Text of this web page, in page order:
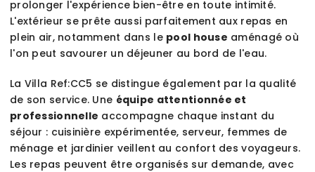
prolonger l'expérience bien-être en toute intimité.
L'extérieur se prête aussi parfaitement aux repas en
plein air, notamment dans le pool house aménagé où
l'on peut savourer un déjeuner au bord de l'eau.
La Villa Ref:CC5 se distingue également par la qualité
de son service. Une équipe attentionnée et
professionnelle accompagne chaque instant du
séjour : cuisinière expérimentée, serveur, femmes de
ménage et jardinier veillent au confort des voyageurs.
Les repas peuvent être organisés sur demande, avec